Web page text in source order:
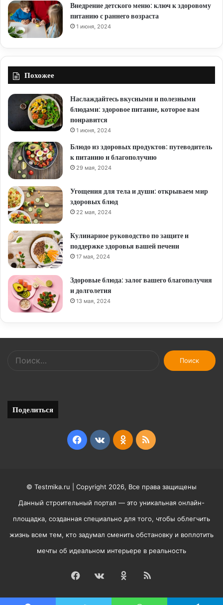
Внедрение детского меню: ключ к здоровому
питанию с раннего возраста
1 июня, 2024
Похожее
Наслаждайтесь вкусными и полезными
блюдами: здоровое питание, которое вам
понравится
1 июня, 2024
Блюдо из здоровых продуктов: путеводитель
к питанию и благополучию
29 мая, 2024
Угощения для тела и души: открываем мир
здоровых блюд
22 мая, 2024
Кулинарное руководство по защите и
поддержке здоровья вашей печени
17 мая, 2024
Здоровые блюда: залог вашего благополучия
и долголетия
13 мая, 2024
Найти:
Поделиться
Facebook
vk.comOdnoklassniki
RSS
© Testmika.ru | Copyright 2026, Все права защищены
Данный строительный портал — это уникальная онлайн-
площадка, созданная специально для того, чтобы облегчить
жизнь всем тем, кто задумал сменить обстановку и воплотить
мечты об идеальном интерьере в реальность
Facebook
vk.comOdnoklassniki
RSS